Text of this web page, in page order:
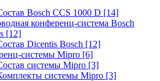
Bosch CCS 1000 D [14]
конференц-система Bosch
[12]
Dicentis Bosch [12]
системы Mipro [6]
системы Mipro [3]
системы Mipro [3]